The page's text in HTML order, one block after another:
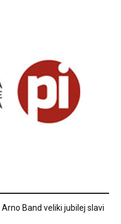
Band veliki jubilej slavi